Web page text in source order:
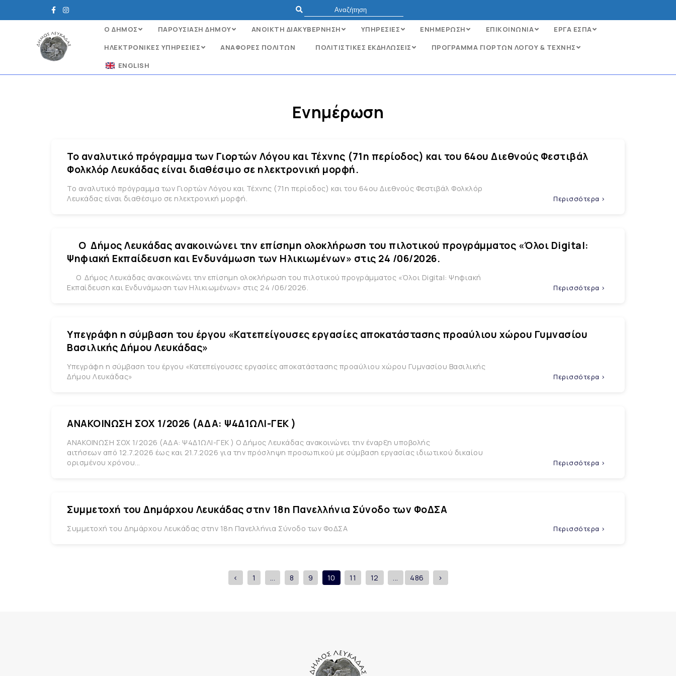
Ο ΔΗΜΟΣ ΠΑΡΟΥΣΙΑΣΗ ΔΗΜΟΥ ΑΝΟΙΚΤΗ ΔΙΑΚΥΒΕΡΝΗΣΗ ΥΠΗΡΕΣΙΕΣ ΕΝΗΜΕΡΩΣΗ ΕΠΙΚΟΙΝΩΝΙΑ
ΕΡΓΑ ΕΣΠΑ
ΗΛΕΚΤΡΟΝΙΚΈΣ ΥΠΗΡΕΣΊΕΣ
ΑΝΑΦΟΡΈΣ ΠΟΛΙΤΏΝ ΠΟΛΙΤΙΣΤΙΚΕΣ ΕΚΔΗΛΩΣΕΙΣ
ΠΡΟΓΡΑΜΜΑ ΓΙΟΡΤΩΝ ΛΟΓΟΥ & ΤΕΧΝΗΣ
ENGLISH
Ενημέρωση
Το αναλυτικό πρόγραμμα των Γιορτών Λόγου και Τέχνης (71η περίοδος) και του 64ου Διεθνούς Φεστιβάλ
Φολκλόρ Λευκάδας είναι διαθέσιμο σε ηλεκτρονική μορφή.
Το αναλυτικό πρόγραμμα των Γιορτών Λόγου και Τέχνης (71η περίοδος) και του 64ου Διεθνούς Φεστιβάλ Φολκλόρ
Λευκάδας είναι διαθέσιμο σε ηλεκτρονική μορφή.
Περισσότερα >
Ο Δήμος Λευκάδας ανακοινώνει την επίσημη ολοκλήρωση του πιλοτικού προγράμματος «Όλοι Digital:
Ψηφιακή Εκπαίδευση και Ενδυνάμωση των Ηλικιωμένων» στις 24 /06/2026.
Ο Δήμος Λευκάδας ανακοινώνει την επίσημη ολοκλήρωση του πιλοτικού προγράμματος «Όλοι Digital: Ψηφιακή
Εκπαίδευση και Ενδυνάμωση των Ηλικιωμένων» στις 24 /06/2026.
Περισσότερα >
Yπεγράφη η σύμβαση του έργου «Κατεπείγουσες εργασίες αποκατάστασης προαύλιου χώρου Γυμνασίου
Βασιλικής Δήμου Λευκάδας»
Yπεγράφη η σύμβαση του έργου «Κατεπείγουσες εργασίες αποκατάστασης προαύλιου χώρου Γυμνασίου Βασιλικής
Δήμου Λευκάδας»
Περισσότερα >
ΑΝΑΚΟΙΝΩΣΗ ΣΟΧ 1/2026 (ΑΔΑ: Ψ4Δ1ΩΛΙ-ΓΕΚ )
ΑΝΑΚΟΙΝΩΣΗ ΣΟΧ 1/2026 (ΑΔΑ: Ψ4Δ1ΩΛΙ-ΓΕΚ ) Ο Δήμος Λευκάδας ανακοινώνει την έναρξη υποβολής
αιτήσεων από 12.7.2026 έως και 21.7.2026 για την πρόσληψη προσωπικού με σύμβαση εργασίας ιδιωτικού δικαίου
ορισμένου χρόνου...
Περισσότερα >
Συμμετοχή του Δημάρχου Λευκάδας στην 18η Πανελλήνια Σύνοδο των ΦοΔΣΑ
Συμμετοχή του Δημάρχου Λευκάδας στην 18η Πανελλήνια Σύνοδο των ΦοΔΣΑ Περισσότερα >
< 1 ... 8 9 10 11 12 ... 486 >